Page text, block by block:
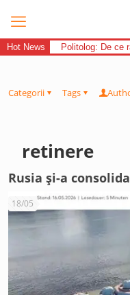
Hot News Politolog: De ce
Categorii Tags
retinere
Rusia și-a
18/05